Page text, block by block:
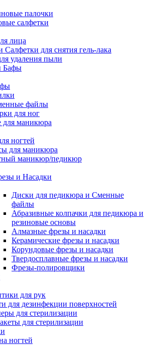
палочки
салфетки
лица
Салфетки для снятия гель-лака
удаления пыли
Бафы
файлы
для ног
для маникюра
ногтей
для маникюра
маникюр/педикюр
и Насадки
Диски для педикюра и Сменные
файлы
Абразивные колпачки для педикюра и
резиновые основы
Алмазные фрезы и насадки
Керамические фрезы и насадки
Корундовые фрезы и насадки
Твердосплавные фрезы и насадки
Фрезы-полировщики
для рук
для дезинфекции поверхностей
для стерилизации
для стерилизации
ногтей